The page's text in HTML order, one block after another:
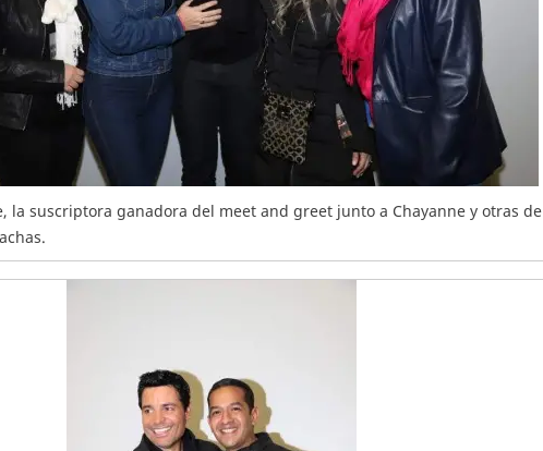
la suscriptora ganadora del meet and greet junto a Chayanne y otras de